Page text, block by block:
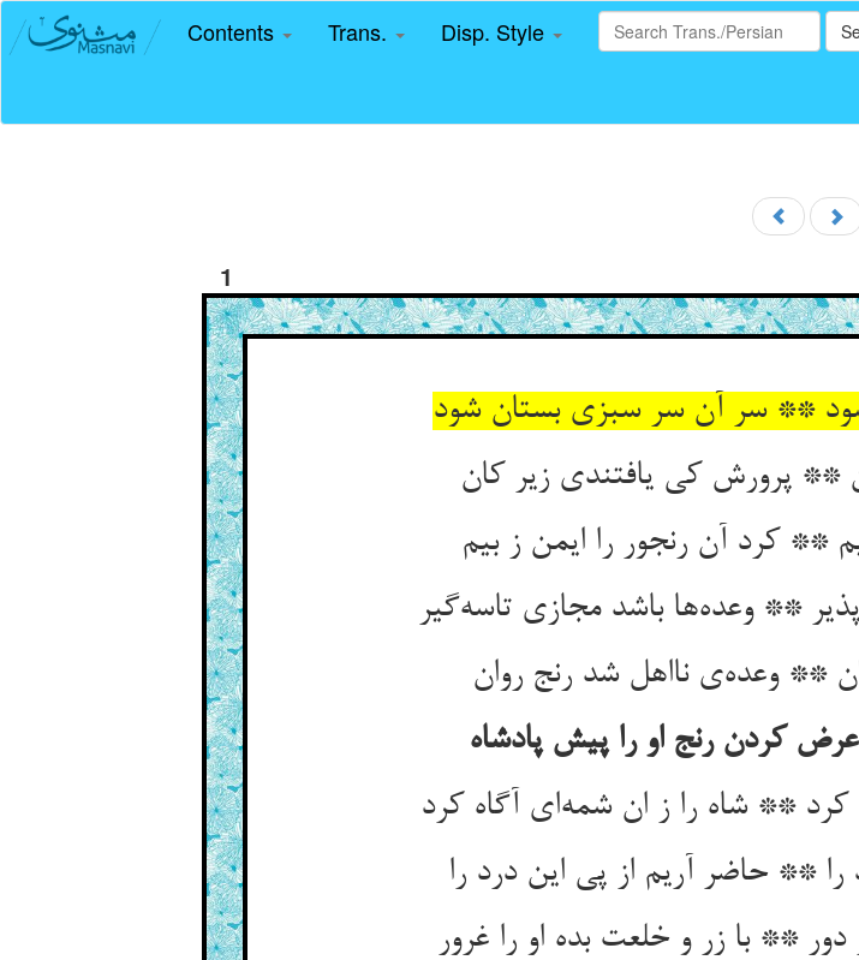
Contents Trans. Disp. Style
1
شود ** سر آن سر سبزی بستان شود
** وعده‌‌ها باشد مجازی تاسه‌‌گیر
عرض کردن رنج او را پیش پادشاه
** شاه را ز ان شمه‌‌ای آگاه کرد
** حاضر آریم از پی این درد را
** با زر و خلعت بده او را غرور